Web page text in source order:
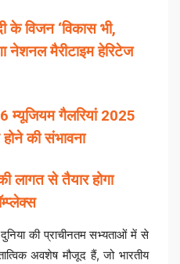
के विजन ‘विकास भी,
नेशनल मैरीटाइम हेरिटेज
गैलरियां 2025
की संभावना
लागत से तैयार होगा
की प्राचीनतम सभ्यताओं में से
अवशेष मौजूद हैं, जो भारतीय